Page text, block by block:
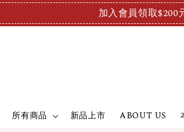
加入會員領取
所有商品 新品上市 ABOUT US